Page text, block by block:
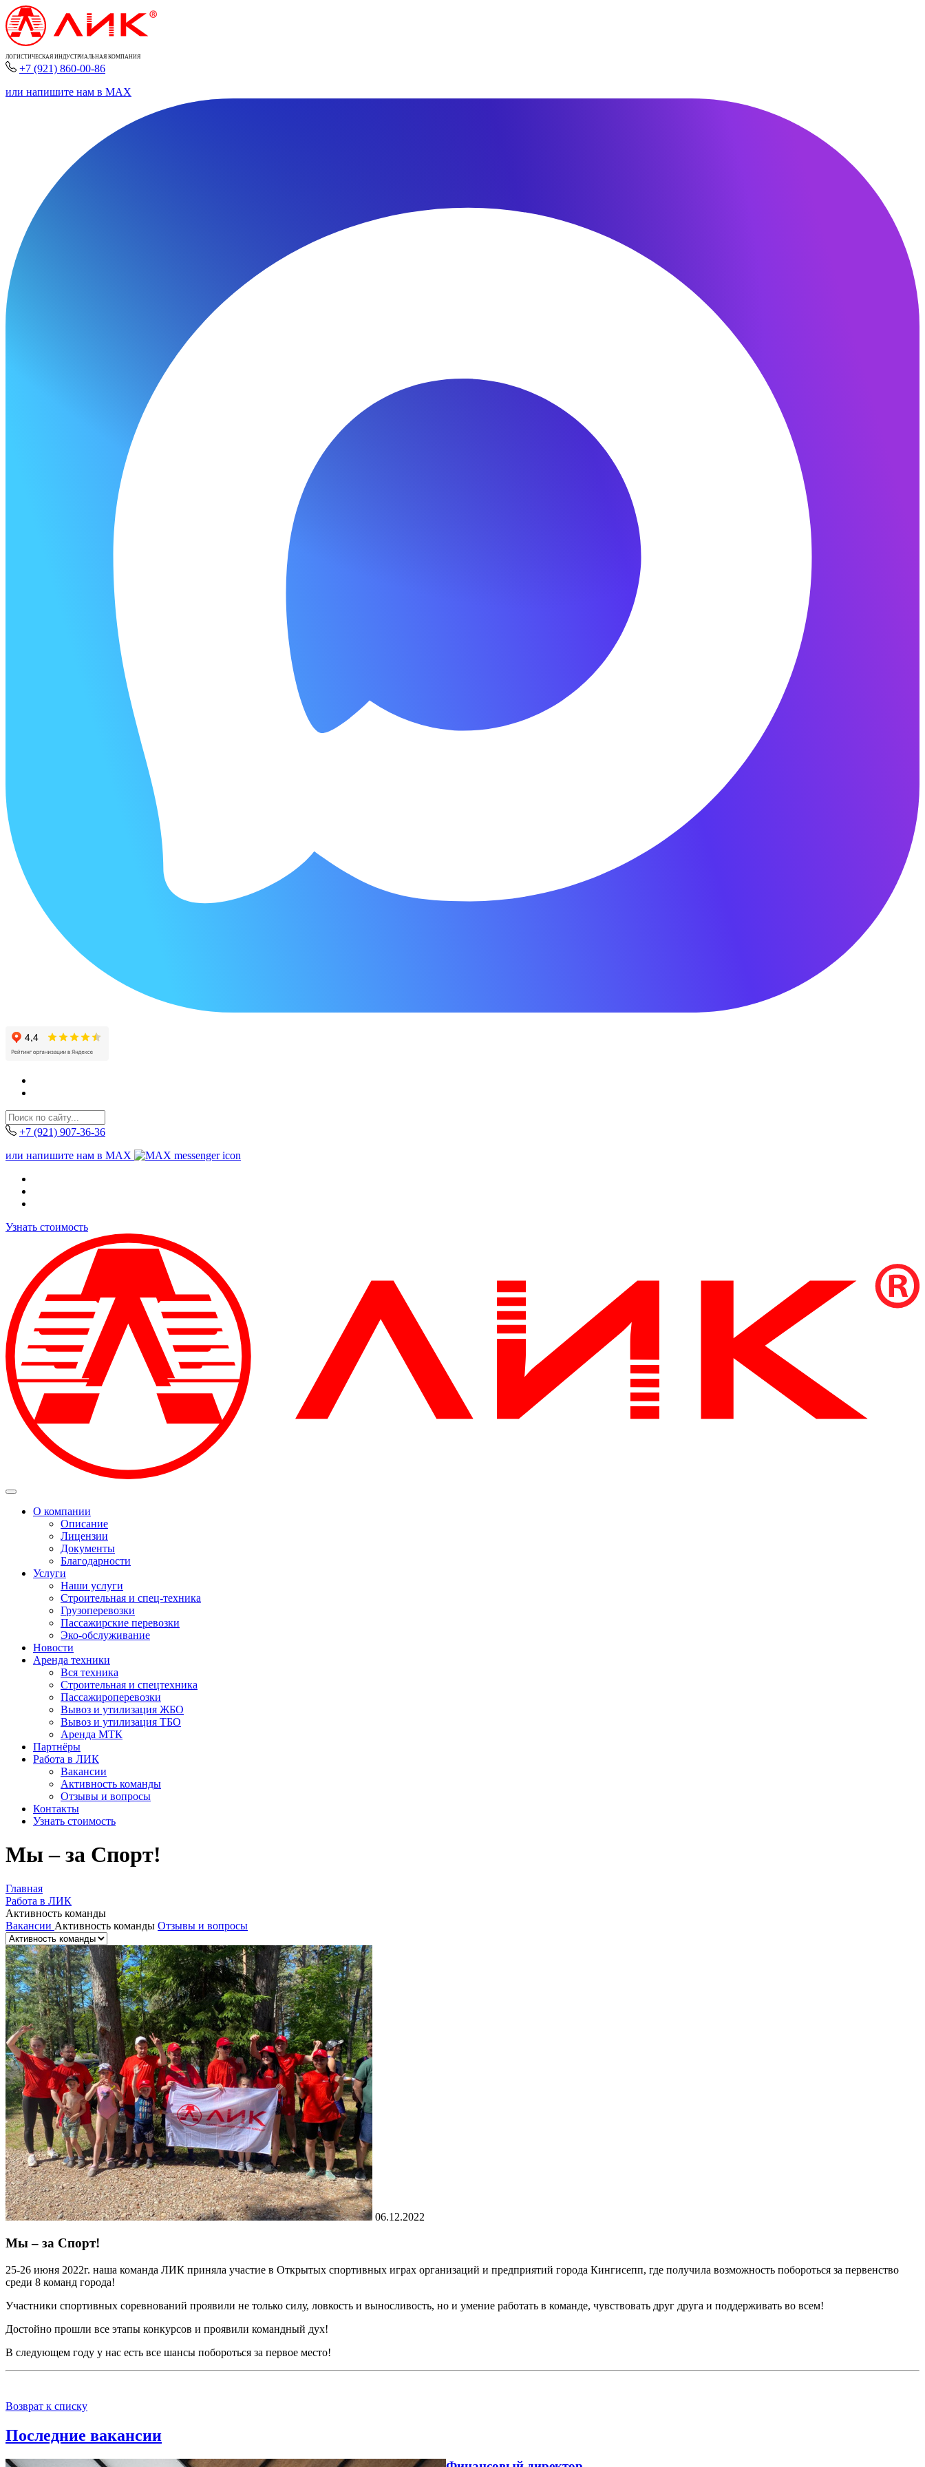
ЛОГИСТИЧЕСКАЯ ИНДУСТРИАЛЬНАЯ КОМПАНИЯ
+7 (921) 860-00-86
или напишите нам в MAX
+7 (921) 907-36-36
или напишите нам в MAX
Узнать стоимость
О компании
Описание
Лицензии
Документы
Благодарности
Услуги
Наши услуги
Строительная и спец-техника
Грузоперевозки
Пассажирские перевозки
Эко-обслуживание
Новости
Аренда техники
Вся техника
Строительная и спецтехника
Пассажироперевозки
Вывоз и утилизация ЖБО
Вывоз и утилизация ТБО
Аренда МТК
Партнёры
Работа в ЛИК
Вакансии
Активность команды
Отзывы и вопросы
Контакты
Узнать стоимость
Мы – за Спорт!
Главная
Работа в ЛИК
Активность команды
Вакансии Активность команды Отзывы и вопросы
06.12.2022
Мы – за Спорт!
25-26 июня 2022г. наша команда ЛИК приняла участие в Открытых спортивных играх организаций и предприятий города Кингисепп, где получила возможность побороться за первенство
среди 8 команд города!
Участники спортивных соревнований проявили не только силу, ловкость и выносливость, но и умение работать в команде, чувствовать друг друга и поддерживать во всем!
Достойно прошли все этапы конкурсов и проявили командный дух!
В следующем году у нас есть все шансы побороться за первое место!
Возврат к списку
Последние вакансии